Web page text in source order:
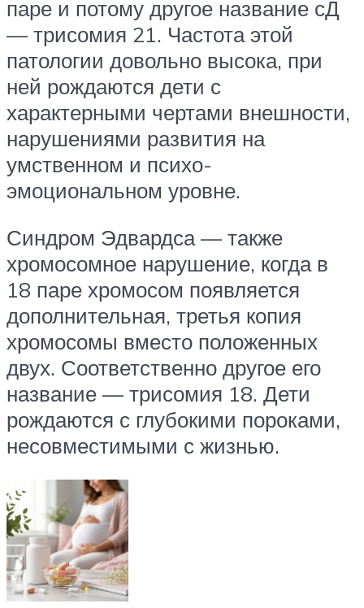
паре и потому другое название сД
— трисомия 21. Частота этой
патологии довольно высока, при
ней рождаются дети с
характерными чертами внешности,
нарушениями развития на
умственном и психо-
эмоциональном уровне.
Синдром Эдвардса — также
хромосомное нарушение, когда в
18 паре хромосом появляется
дополнительная, третья копия
хромосомы вместо положенных
двух. Соответственно другое его
название — трисомия 18. Дети
рождаются с глубокими пороками,
несовместимыми с жизнью.